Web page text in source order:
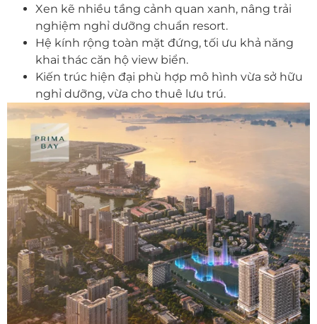
Xen kẽ nhiều tầng cảnh quan xanh, nâng trải
nghiệm nghỉ dưỡng chuẩn resort.
Hệ kính rộng toàn mặt đứng, tối ưu khả năng
khai thác căn hộ view biển.
Kiến trúc hiện đại phù hợp mô hình vừa sở hữu
nghỉ dưỡng, vừa cho thuê lưu trú.